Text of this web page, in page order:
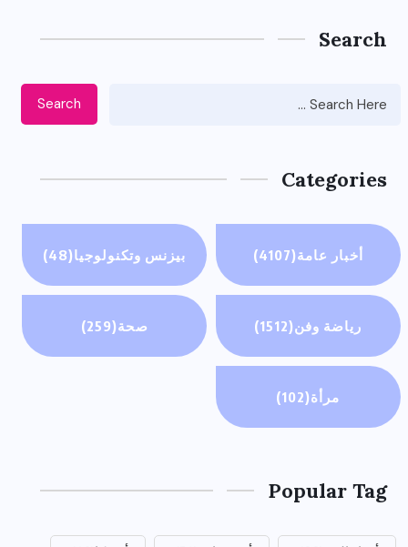
Search
Search
Categories
أخبار عامة(4107) بيزنس وتكنولوجيا(48)
رياضة وفن(1512) صحة(259)
مرأة(102)
Popular Tag